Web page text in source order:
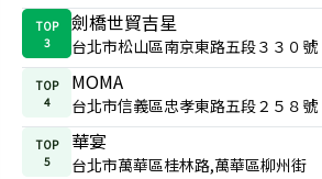
TOP
3
劍橋世貿吉星
台北市松山區南京東路五段３３０號
TOP
4
MOMA
台北市信義區忠孝東路五段２５８號
TOP
5
華宴
台北市萬華區桂林路,萬華區柳州街